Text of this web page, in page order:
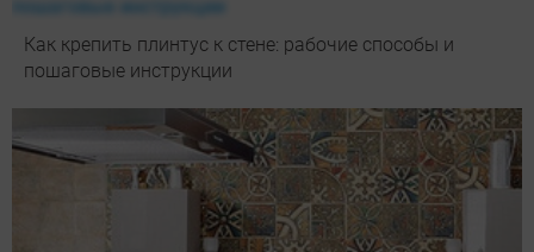
Как крепить плинтус к стене: рабочие способы и
пошаговые инструкции